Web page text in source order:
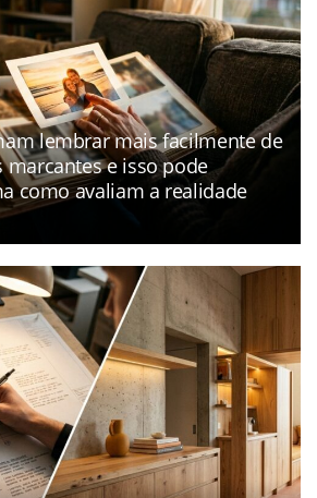
lembrar mais facilmente de
e isso pode
como avaliam a realidade